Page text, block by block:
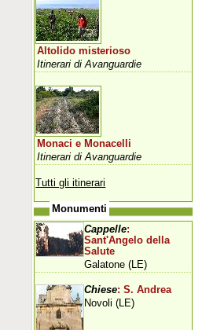
Altolido misterioso
Itinerari di Avanguardie
Monaci e Monacelli
Itinerari di Avanguardie
Tutti gli itinerari
Monumenti
Cappelle:
Sant'Angelo della
Salute
Galatone (LE)
Chiese: S. Andrea
Novoli (LE)